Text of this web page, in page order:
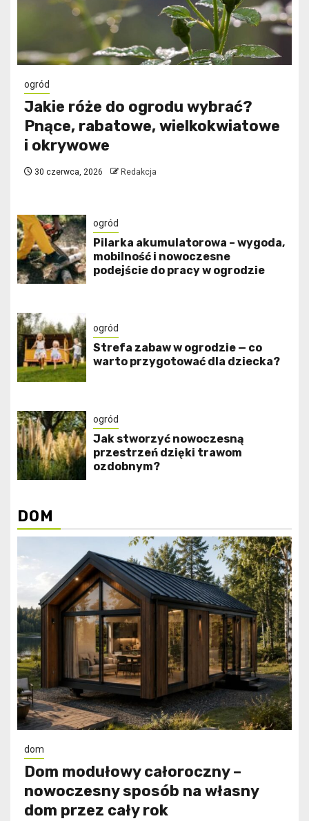
ogród
Jakie róże do ogrodu wybrać?
Pnące, rabatowe, wielkokwiatowe
i okrywowe
30 czerwca, 2026 Redakcja
ogród
Pilarka akumulatorowa – wygoda,
mobilność i nowoczesne
podejście do pracy w ogrodzie
ogród
Strefa zabaw w ogrodzie — co
warto przygotować dla dziecka?
ogród
Jak stworzyć nowoczesną
przestrzeń dzięki trawom
ozdobnym?
DOM
dom
Dom modułowy całoroczny –
nowoczesny sposób na własny
dom przez cały rok